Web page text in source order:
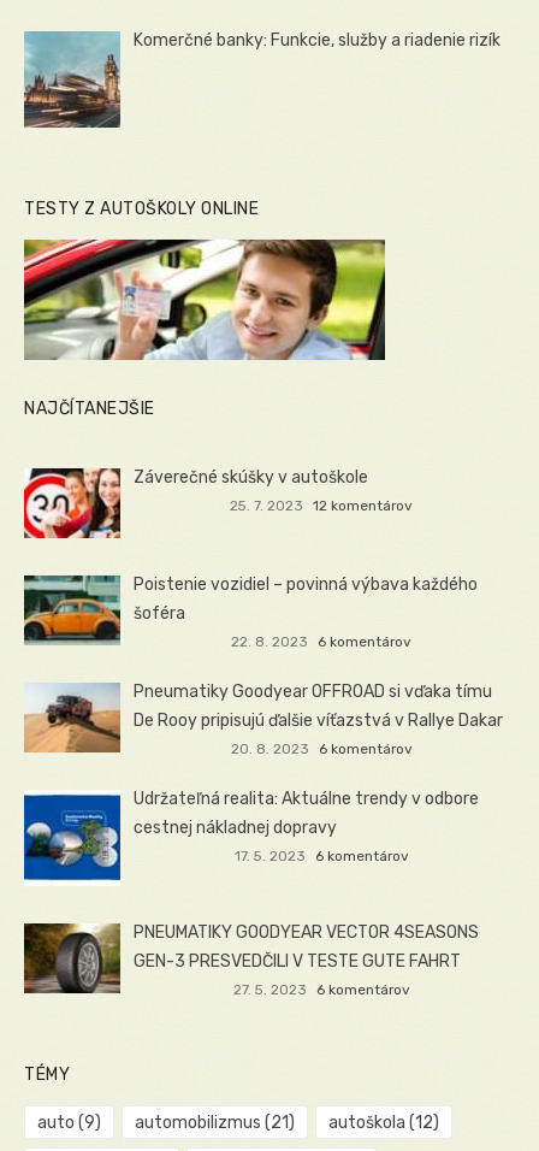
Komerčné banky: Funkcie, služby a riadenie rizík
TESTY Z AUTOŠKOLY ONLINE
NAJČÍTANEJŠIE
Záverečné skúšky v autoškole
25. 7. 2023 12 komentárov
Poistenie vozidiel – povinná výbava každého
šoféra
22. 8. 2023 6 komentárov
Pneumatiky Goodyear OFFROAD si vďaka tímu
De Rooy pripisujú ďalšie víťazstvá v Rallye Dakar
20. 8. 2023 6 komentárov
Udržateľná realita: Aktuálne trendy v odbore
cestnej nákladnej dopravy
17. 5. 2023 6 komentárov
PNEUMATIKY GOODYEAR VECTOR 4SEASONS
GEN-3 PRESVEDČILI V TESTE GUTE FAHRT
27. 5. 2023 6 komentárov
TÉMY
auto (9) automobilizmus (21) autoškola (12)